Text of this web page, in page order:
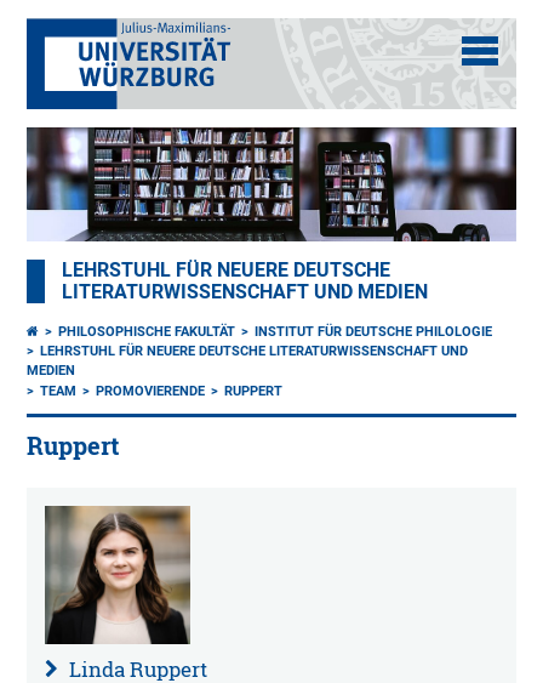
LEHRSTUHL FÜR NEUERE DEUTSCHE
LITERATURWISSENSCHAFT UND MEDIEN
PHILOSOPHISCHE FAKULTÄT
INSTITUT FÜR DEUTSCHE PHILOLOGIE
LEHRSTUHL FÜR NEUERE DEUTSCHE LITERATURWISSENSCHAFT UND
MEDIEN
TEAM
PROMOVIERENDE RUPPERT
Ruppert
Linda Ruppert